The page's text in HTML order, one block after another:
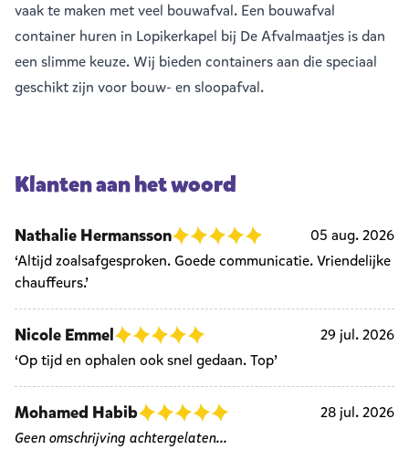
vaak te maken met veel bouwafval. Een bouwafval
container huren in Lopikerkapel bij De Afvalmaatjes is dan
een slimme keuze. Wij bieden containers aan die speciaal
geschikt zijn voor bouw- en sloopafval.
Klanten aan het woord
Nathalie Hermansson
05 aug. 2026
‘Altijd zoalsafgesproken. Goede communicatie. Vriendelijke
chauffeurs.’
Nicole Emmel
29 jul. 2026
‘Op tijd en ophalen ook snel gedaan. Top’
Mohamed Habib
28 jul. 2026
Geen omschrijving achtergelaten...